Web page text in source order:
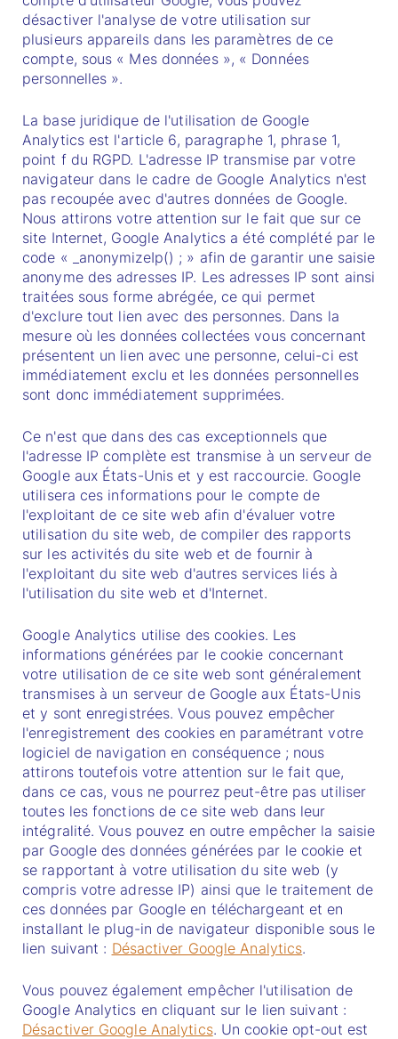
désactiver l'analyse de votre utilisation sur
plusieurs appareils dans les paramètres de ce
compte, sous « Mes données », « Données
personnelles ».
La base juridique de l'utilisation de Google
Analytics est l'article 6, paragraphe 1, phrase 1,
point f du RGPD. L'adresse IP transmise par votre
navigateur dans le cadre de Google Analytics n'est
pas recoupée avec d'autres données de Google.
Nous attirons votre attention sur le fait que sur ce
site Internet, Google Analytics a été complété par le
code « _anonymizeIp() ; » afin de garantir une saisie
anonyme des adresses IP. Les adresses IP sont ainsi
traitées sous forme abrégée, ce qui permet
d'exclure tout lien avec des personnes. Dans la
mesure où les données collectées vous concernant
présentent un lien avec une personne, celui-ci est
immédiatement exclu et les données personnelles
sont donc immédiatement supprimées.
Ce n'est que dans des cas exceptionnels que
l'adresse IP complète est transmise à un serveur de
Google aux États-Unis et y est raccourcie. Google
utilisera ces informations pour le compte de
l'exploitant de ce site web afin d'évaluer votre
utilisation du site web, de compiler des rapports
sur les activités du site web et de fournir à
l'exploitant du site web d'autres services liés à
l'utilisation du site web et d'Internet.
Google Analytics utilise des cookies. Les
informations générées par le cookie concernant
votre utilisation de ce site web sont généralement
transmises à un serveur de Google aux États-Unis
et y sont enregistrées. Vous pouvez empêcher
l'enregistrement des cookies en paramétrant votre
logiciel de navigation en conséquence ; nous
attirons toutefois votre attention sur le fait que,
dans ce cas, vous ne pourrez peut-être pas utiliser
toutes les fonctions de ce site web dans leur
intégralité. Vous pouvez en outre empêcher la saisie
par Google des données générées par le cookie et
se rapportant à votre utilisation du site web (y
compris votre adresse IP) ainsi que le traitement de
ces données par Google en téléchargeant et en
installant le plug-in de navigateur disponible sous le
lien suivant : Désactiver Google Analytics.
Vous pouvez également empêcher l'utilisation de
Google Analytics en cliquant sur le lien suivant :
Désactiver Google Analytics. Un cookie opt-out est